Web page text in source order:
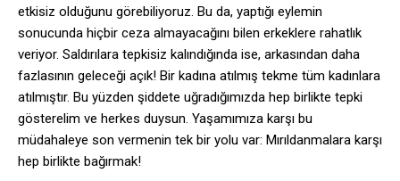
etkisiz olduğunu görebiliyoruz. Bu da, yaptığı eylemin
sonucunda hiçbir ceza almayacağını bilen erkeklere rahatlık
veriyor. Saldırılara tepkisiz kalındığında ise, arkasından daha
fazlasının geleceği açık! Bir kadına atılmış tekme tüm kadınlara
atılmıştır. Bu yüzden şiddete uğradığımızda hep birlikte tepki
gösterelim ve herkes duysun. Yaşamımıza karşı bu
müdahaleye son vermenin tek bir yolu var: Mırıldanmalara karşı
hep birlikte bağırmak!